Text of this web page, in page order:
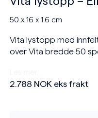
50 x 16 x 1.6 cm
Vita lystopp med
over Vita bredde 50
2.788 NOK eks frakt